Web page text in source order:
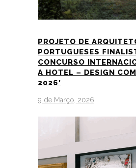
PROJETO DE
PORTUGUESES
CONCURSO
A HOTEL – DESIGN
2026’
9 de Março, 2026